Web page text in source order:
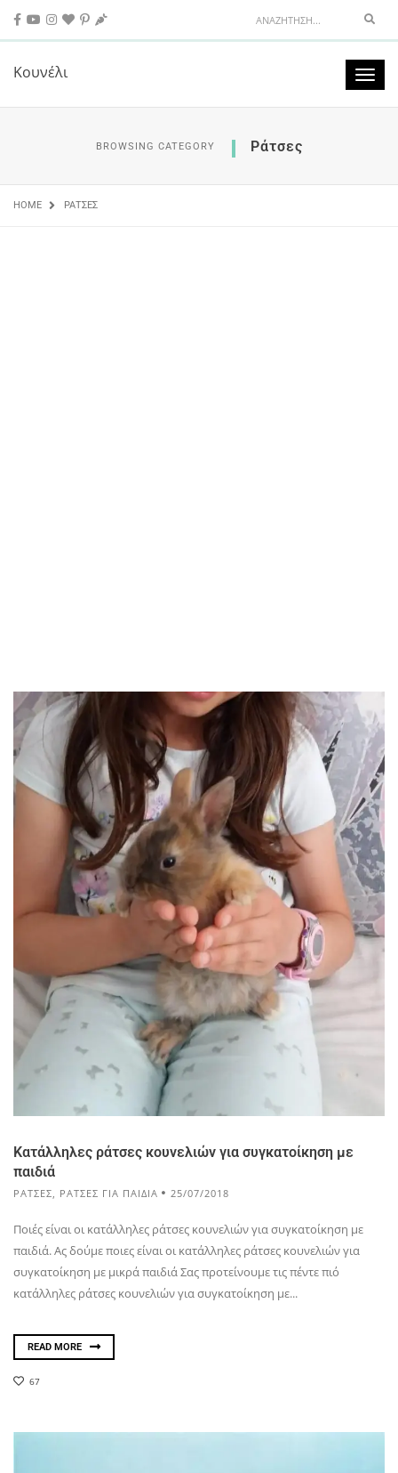
Κουνέλι
Toggle
BROWSING CATEGORY Ράτσες
HOME ΡΆΤΣΕΣ
Κατάλληλες ράτσες κουνελιών για συγκατοίκηση με
παιδιά
ΡΆΤΣΕΣ ΡΆΤΣΕΣ ΓΙΑ ΠΑΙΔΙΆ 25/07/2018
Ποιές είναι οι κατάλληλες ράτσες κουνελιών για συγκατοίκηση με
παιδιά. Ας δούμε ποιες είναι οι κατάλληλες ράτσες κουνελιών για
συγκατοίκηση με μικρά παιδιά Σας προτείνουμε τις πέντε πιό
κατάλληλες ράτσες κουνελιών για συγκατοίκηση με...
READ MORE
67